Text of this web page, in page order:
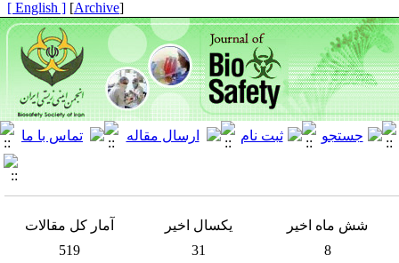
[
Archive
]
[ English ]
شش ماه اخیر یکسال اخیر
آمار کل مقالات
8
31
519